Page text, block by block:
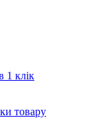
1 клік
товару